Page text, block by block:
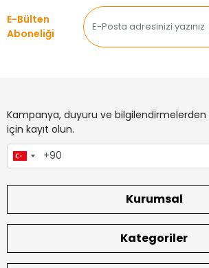
E-Bülten
Aboneliği
Kampanya, duyuru ve
için kayıt olun.
Kurumsal
Kategoriler